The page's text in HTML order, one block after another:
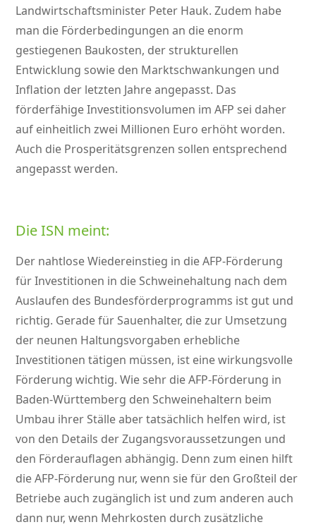
Landwirtschaftsminister Peter Hauk. Zudem habe
man die Förderbedingungen an die enorm
gestiegenen Baukosten, der strukturellen
Entwicklung sowie den Marktschwankungen und
Inflation der letzten Jahre angepasst. Das
förderfähige Investitionsvolumen im AFP sei daher
auf einheitlich zwei Millionen Euro erhöht worden.
Auch die Prosperitätsgrenzen sollen entsprechend
angepasst werden.
Die ISN meint:
Der nahtlose Wiedereinstieg in die AFP-Förderung
für Investitionen in die Schweinehaltung nach dem
Auslaufen des Bundesförderprogramms ist gut und
richtig. Gerade für Sauenhalter, die zur Umsetzung
der neunen Haltungsvorgaben erhebliche
Investitionen tätigen müssen, ist eine wirkungsvolle
Förderung wichtig. Wie sehr die AFP-Förderung in
Baden-Württemberg den Schweinehaltern beim
Umbau ihrer Ställe aber tatsächlich helfen wird, ist
von den Details der Zugangsvoraussetzungen und
den Förderauflagen abhängig. Denn zum einen hilft
die AFP-Förderung nur, wenn sie für den Großteil der
Betriebe auch zugänglich ist und zum anderen auch
dann nur, wenn Mehrkosten durch zusätzliche